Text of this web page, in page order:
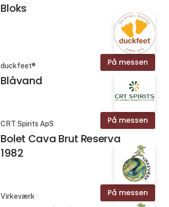
Bloks
På messen
duckfeet®
Blåvand
På messen
CRT Spirits ApS
Bolet Cava Brut Reserva
1982
På messen
Virkeværk